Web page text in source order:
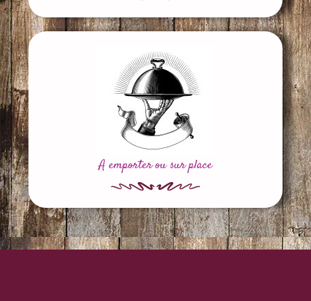
A emporter ou sur place